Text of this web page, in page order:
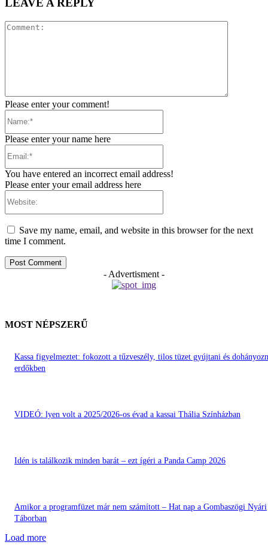
LEAVE A REPLY
Please enter your comment!
Please enter your name here
You have entered an incorrect email address!
Please enter your email address here
Save my name, email, and website in this browser for the next
time I comment.
- Advertisment -
MOST NÉPSZERŰ
Kassa figyelmeztet: fokozott a tűzveszély, tilos tüzet gyújtani és
erdőkben
VIDEÓ: lyen volt a 2025/2026-os évad a kassai Thália Színházban
Idén is találkozik minden barát – ezt ígéri a Panda Camp 2026
Amikor a programfüzet már nem számított – Hat nap a Gombaszögi Nyári
Táborban
Load more